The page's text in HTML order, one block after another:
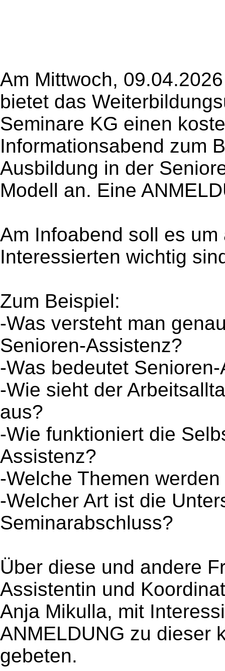
Am Mittwoch,
bietet das
Seminare KG einen
Informationsabend zum
Ausbildung in der
Modell an. Eine
Am Infoabend soll es
Interessierten wichtig
Zum Beispiel:
-Was versteht man
Senioren-Assistenz?
-Was bedeutet
-Wie sieht der
aus?
-Wie funktioniert die
Assistenz?
-Welche Themen
-Welcher Art ist die
Seminarabschluss?
Über diese und andere
Assistentin und
Anja Mikulla, mit
ANMELDUNG zu dieser
gebeten.